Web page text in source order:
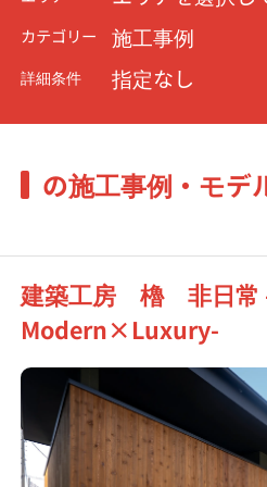
カテゴリー 施工事例
詳細条件 指定なし
の施工事例・モデ
建築工房 櫓 非日常
Modern×Luxury-